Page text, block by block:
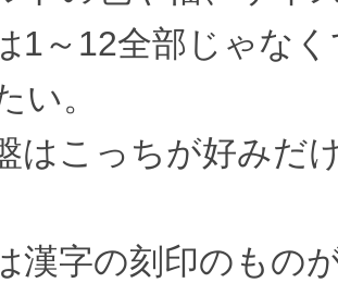
1～12全部じゃな
い。
はこっちが好みだ
漢字の刻印のもの